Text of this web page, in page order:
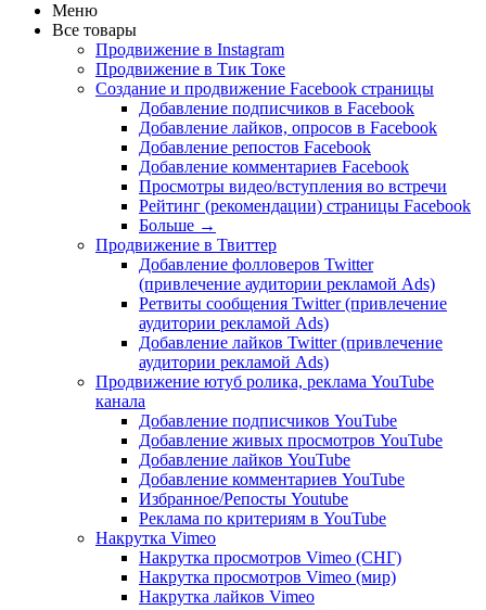
Меню
Все товары
Продвижение в Instagram
Продвижение в Тик Токе
Создание и продвижение Facebook страницы
Добавление подписчиков в Facebook
Добавление лайков, опросов в Facebook
Добавление репостов Facebook
Добавление комментариев Facebook
Просмотры видео/вступления во встречи
Рейтинг (рекомендации) страницы Facebook
Больше →
Продвижение в Твиттер
Добавление фолловеров Twitter
(привлечение аудитории рекламой Ads)
Ретвиты сообщения Twitter (привлечение
аудитории рекламой Ads)
Добавление лайков Twitter (привлечение
аудитории рекламой Ads)
Продвижение ютуб ролика, реклама YouTube
канала
Добавление подписчиков YouTube
Добавление живых просмотров YouTube
Добавление лайков YouTube
Добавление комментариев YouTube
Избранное/Репосты Youtube
Реклама по критериям в YouTube
Накрутка Vimeo
Накрутка просмотров Vimeo (СНГ)
Накрутка просмотров Vimeo (мир)
Накрутка лайков Vimeo